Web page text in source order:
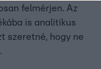
felmérjen. Az
is analitikus
szeretné, hogy ne